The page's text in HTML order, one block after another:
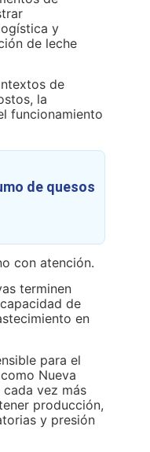
y
de leche
de
la
funcionamiento
de quesos
con atención.
terminen
de
en
para el
Nueva
vez más
producción,
y presión